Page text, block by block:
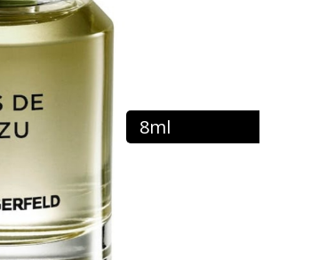
8ml